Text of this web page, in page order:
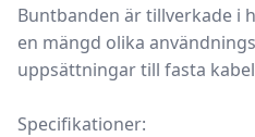
Buntbanden är tillverkade i
en mängd olika
uppsättningar till fasta
Specifikationer: